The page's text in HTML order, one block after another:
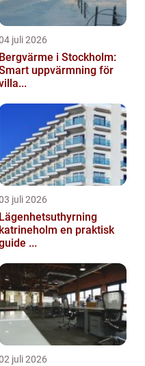
juli 2026
Bergvärme i Stockholm:
uppvärmning för
juli 2026
Lägenhetsuthyrning
katrineholm en praktisk
...
juli 2026